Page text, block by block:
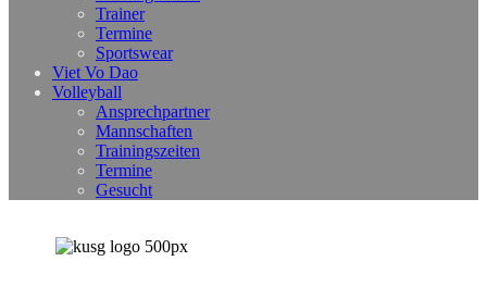
Trainer
Termine
Sportswear
Viet Vo Dao
Volleyball
Ansprechpartner
Mannschaften
Trainingszeiten
Termine
Gesucht